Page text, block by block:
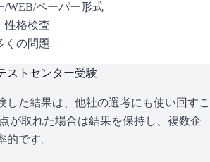
/WEB/ペーパー形式
性格検査
くの問題
ストセンター受験
した結果は、他社の選考にも使い回すこ
が取れた場合は結果を保持し、複数企
です。